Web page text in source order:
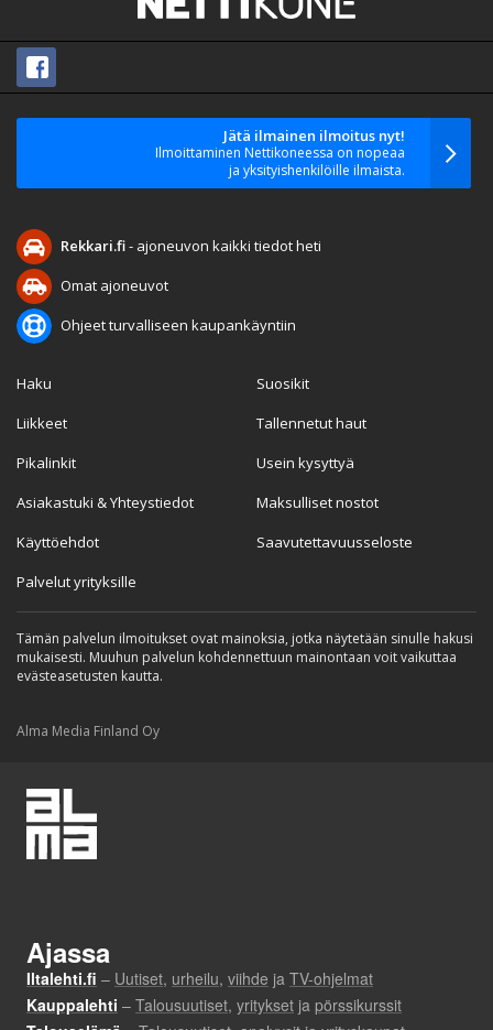
Jätä ilmainen ilmoitus nyt!
Ilmoittaminen Nettikoneessa on nopeaa
ja yksityishenkilöille ilmaista.
Rekkari.fi- ajoneuvon kaikki tiedot heti
Omat ajoneuvot
Ohjeet turvalliseen kaupankäyntiin
Haku
Liikkeet
Pikalinkit
Asiakastuki & Yhteystiedot
Käyttöehdot
Palvelut yrityksille
Suosikit
Tallennetut haut
Usein kysyttyä
Maksulliset nostot
Saavutettavuusseloste
Tämän palvelun ilmoitukset ovat mainoksia, jotka näytetään sinulle hakusi
mukaisesti. Muuhun palvelun kohdennettuun mainontaan voit vaikuttaa
evästeasetusten kautta.
Alma Media Finland Oy